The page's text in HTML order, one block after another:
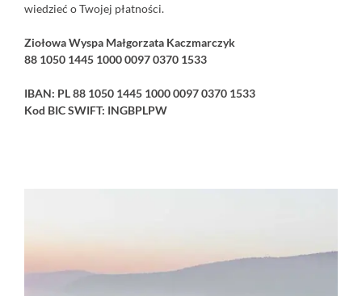
wiedzieć o Twojej płatności.
Ziołowa Wyspa Małgorzata Kaczmarczyk
88 1050 1445 1000 0097 0370 1533
IBAN: PL 88 1050 1445 1000 0097 0370 1533
Kod BIC SWIFT: INGBPLPW